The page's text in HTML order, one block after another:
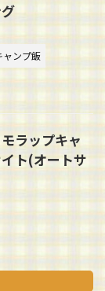
ャンプ飯
ラップキャ
ト(オートサ